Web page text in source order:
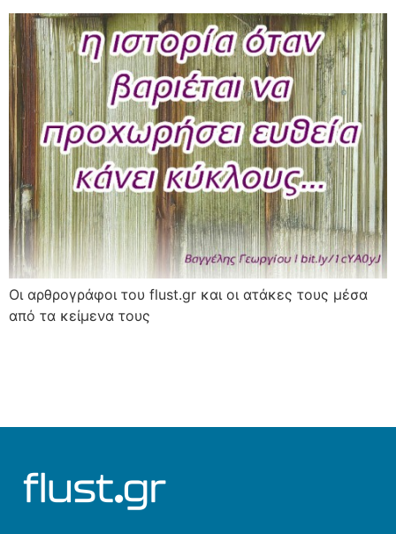
Οι αρθρογράφοι του flust.gr και οι ατάκες τους μέσα
από τα κείμενα τους